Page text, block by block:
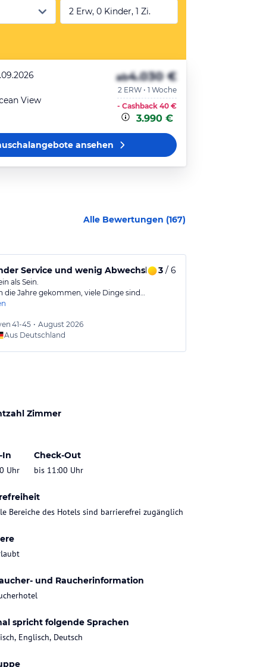
2 Erw, 0 Kinder, 1 Zi.
View
ab4.030 €
2 ERW • 1 Woche
- Cashback 40 €
3.990 €
ansehen
Alle Bewertungen (167)
Service und wenig Abwechslung beim Essen für
3/ 6
als Sein.
die Jahre gekommen, viele Dinge sind…
41-45 • August 2026
Aus Deutschland
Zimmer
In
Uhr
Check-Out
bis 11:00 Uhr
Bereiche des Hotels sind barrierefrei zugänglich
und Raucherinformation
spricht folgende Sprachen
Englisch, Deutsch